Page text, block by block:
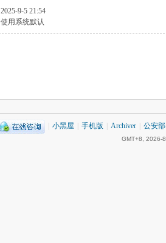
2025-9-5 21:54
使用系统默认
小黑屋 手机版 Archiver 公安部
GMT+8, 2026-